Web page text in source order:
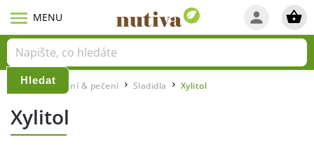
Hledat
Domů / Vaření & pečení Sladidla Xylitol
Xylitol